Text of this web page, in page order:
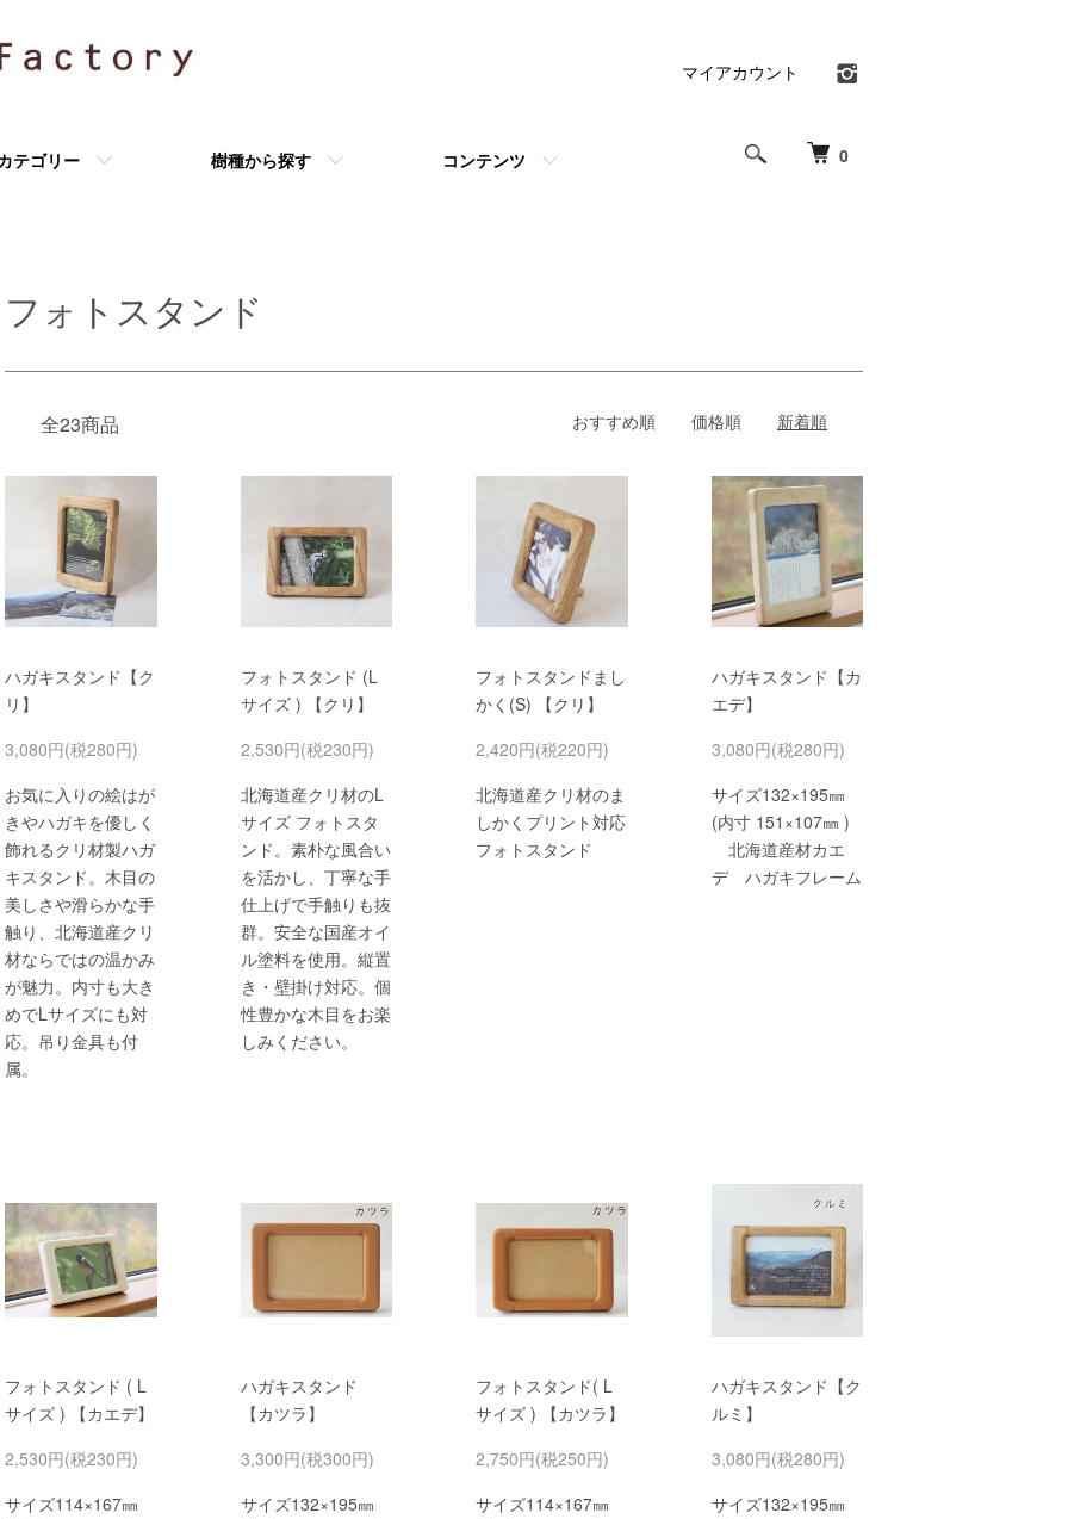
0
テゴリー 樹種から探す コンテンツ
マイアカウント
フォトスタンド
全23商品 おすすめ順 価格順 新着順
ハガキスタンド【ク
リ】
3,080円(税280円)
お気に入りの絵はが
きやハガキを優しく
飾れるクリ材製ハガ
キスタンド。木目の
美しさや滑らかな手
触り、北海道産クリ
材ならではの温かみ
が魅力。内寸も大き
めでLサイズにも対
応。吊り金具も付
属。
フォトスタンド (L
サイズ ) 【クリ】
2,530円(税230円)
北海道産クリ材のL
サイズ フォトスタ
ンド。素朴な風合い
を活かし、丁寧な手
仕上げで手触りも抜
群。安全な国産オイ
ル塗料を使用。縦置
き・壁掛け対応。個
性豊かな木目をお楽
しみください。
フォトスタンドまし
かく(S) 【クリ】
2,420円(税220円)
北海道産クリ材のま
しかくプリント対応
フォトスタンド
ハガキスタンド【カ
エデ】
3,080円(税280円)
サイズ132×195㎜
(内寸 151×107㎜ )
北海道産材カエ
デ ハガキフレーム
フォトスタンド ( L
サイズ ) 【カエデ】
2,530円(税230円)
サイズ114×167㎜
ハガキスタンド
【カツラ】
3,300円(税300円)
サイズ132×195㎜
フォトスタンド( L
サイズ ) 【カツラ】
2,750円(税250円)
サイズ114×167㎜
ハガキスタンド【ク
ルミ】
3,080円(税280円)
サイズ132×195㎜